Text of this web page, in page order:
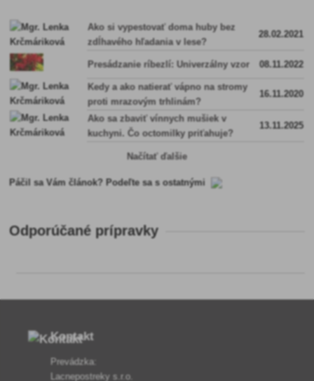
Ako si vypestovať doma huby bez
zdĺhavého hľadania v lese?
28.02.2021
Presádzanie ríbezlí: Univerzálny vzor 08.11.2022
Kedy a ako natierať vápno na stromy
proti mrazovým trhlinám?
16.11.2020
Ako sa zbaviť vínnych mušiek v
kuchyni. Čo octomilky priťahuje?
13.11.2025
Načítať ďalšie
Páčil sa Vám článok? Podeľte sa s ostatnými
Odporúčané prípravky
Kontakt
Prevádzka:
Lacnepostreky s.r.o.